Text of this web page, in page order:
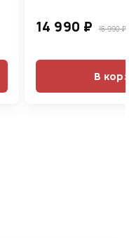
14 990 ₽ 16 990 ₽
В